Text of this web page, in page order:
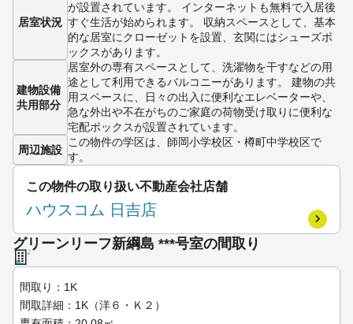
居室状況
が設置されています。 インターネットも無料で入居後
すぐ生活が始められます。 収納スペースとして、基本
的な居室にクローゼットを設置、玄関にはシューズボ
ックスがあります。
建物設備
共用部分
居室外の専有スペースとして、洗濯物を干すなどの用
途として利用できるバルコニーがあります。 建物の共
用スペースに、日々の出入に便利なエレベーターや、
急な外出や不在がちのご家庭の荷物受け取りに便利な
宅配ボックスが設置されています。
周辺施設
この物件の学区は、師岡小学校区・樽町中学校区で
す。
この物件の取り扱い不動産会社店舗
ハウスコム 日吉店
グリーンリーフ新綱島 ***号室の間取り
間取り：1K
間取詳細：1K（洋６・Ｋ２）